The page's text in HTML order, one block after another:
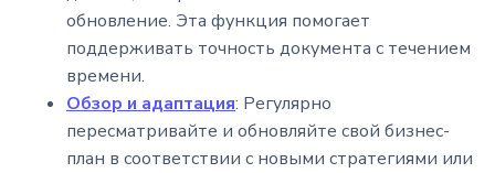
обновление. Эта функция помогает
поддерживать точность документа с течением
времени.
Обзор и адаптация: Регулярно
пересматривайте и обновляйте свой бизнес-
план в соответствии с новыми стратегиями или